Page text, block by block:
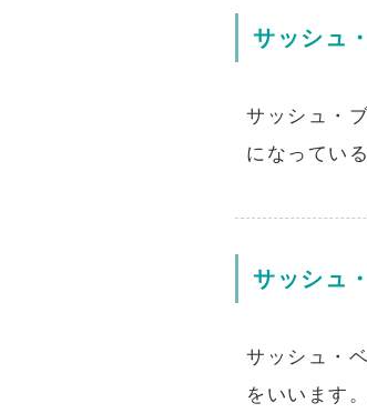
サッシュ
サッシュ・
になってい
サッシュ
サッシュ・
をいいます